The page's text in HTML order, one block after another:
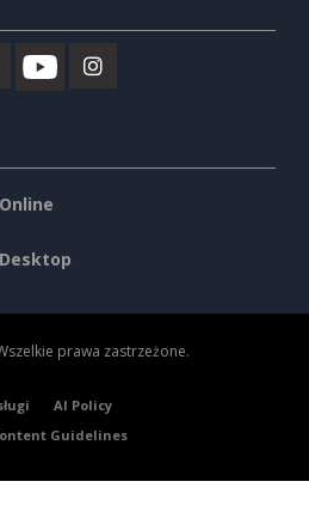
prawa zastrzeżone.
AI Policy
Guidelines